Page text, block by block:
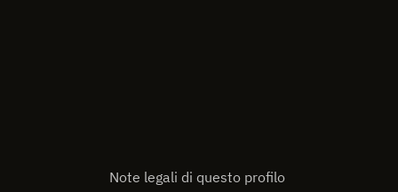
Note legali di questo profilo